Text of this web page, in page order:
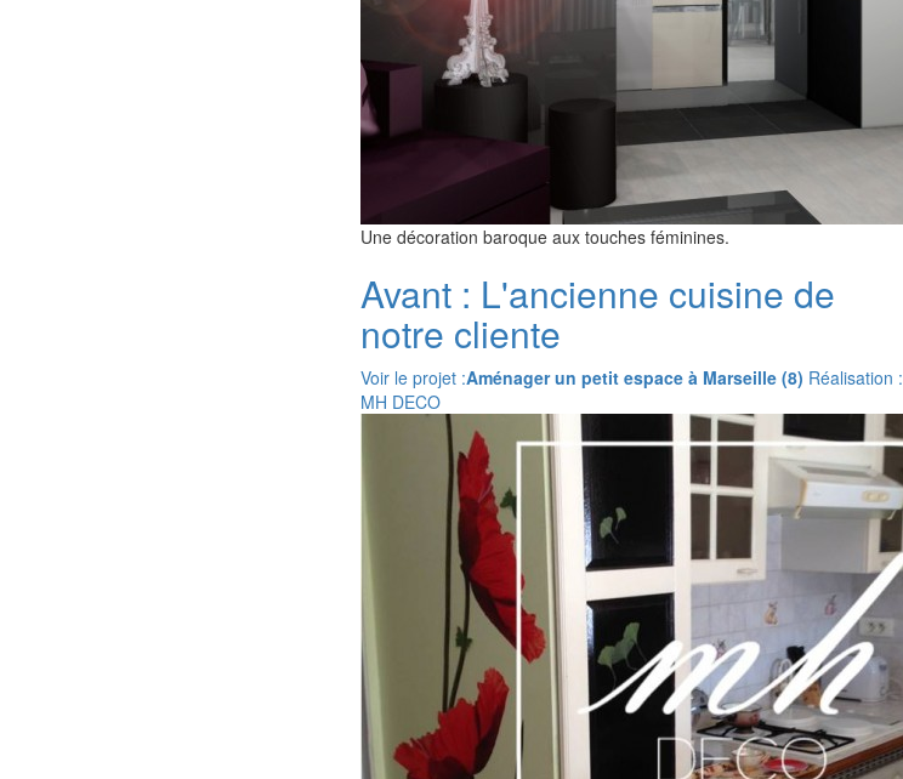
Une décoration baroque aux touches féminines.
Avant : L'ancienne cuisine de
notre cliente
Voir le projet :Aménager un petit espace à Marseille (8) Réalisation :
MH DECO